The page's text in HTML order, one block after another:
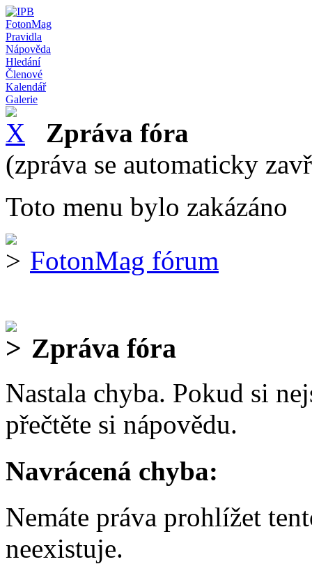
FotonMag
Pravidla
Nápověda
Hledání
Členové
Kalendář
Galerie
Zpráva fóra
(zpráva se automaticky
Toto menu bylo zakázáno
FotonMag fórum
Zpráva fóra
Nastala chyba. Pokud si
přečtěte si nápovědu.
Navrácená chyba:
Nemáte práva prohlížet
neexistuje.